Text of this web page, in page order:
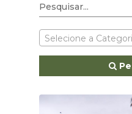
Selecione a